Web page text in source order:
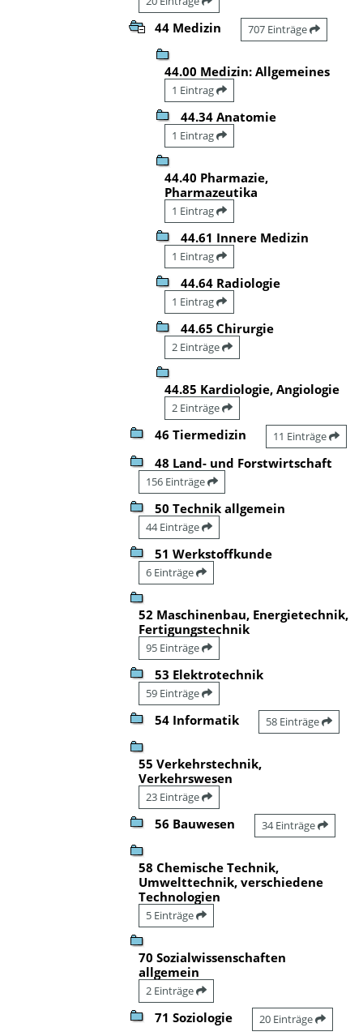
44 Medizin 707 Einträge
44.00 Medizin: Allgemeines
1 Eintrag
44.34 Anatomie
1 Eintrag
44.40 Pharmazie,
Pharmazeutika
1 Eintrag
44.61 Innere Medizin
1 Eintrag
44.64 Radiologie
1 Eintrag
44.65 Chirurgie
2 Einträge
44.85 Kardiologie, Angiologie
2 Einträge
46 Tiermedizin 11 Einträge
48 Land- und Forstwirtschaft
156 Einträge
50 Technik allgemein
44 Einträge
51 Werkstoffkunde
6 Einträge
52 Maschinenbau, Energietechnik,
Fertigungstechnik
95 Einträge
53 Elektrotechnik
59 Einträge
54 Informatik 58 Einträge
55 Verkehrstechnik,
Verkehrswesen
23 Einträge
56 Bauwesen 34 Einträge
58 Chemische Technik,
Umwelttechnik, verschiedene
Technologien
5 Einträge
70 Sozialwissenschaften
allgemein
2 Einträge
71 Soziologie 20 Einträge